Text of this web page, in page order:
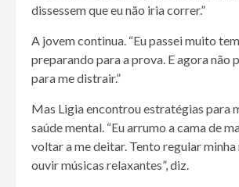
dissessem que eu não iria correr.”
A jovem continua. “Eu passei muito
preparando para a prova. E agora não
para me distrair.”
Mas Ligia encontrou estratégias para
saúde mental. “Eu arrumo a cama de
voltar a me deitar. Tento regular minha
ouvir músicas relaxantes”, diz.